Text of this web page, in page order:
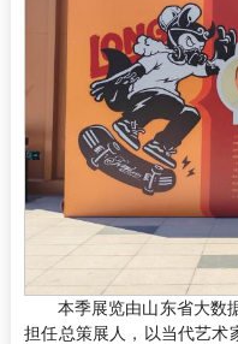
本季展览由山东省大数
担任总策展人，以当代艺术